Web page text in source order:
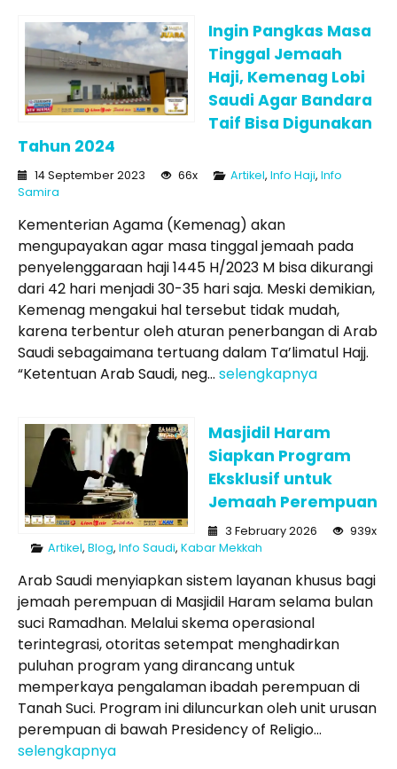
Ingin Pangkas Masa
Tinggal Jemaah
Haji, Kemenag Lobi
Saudi Agar Bandara
Taif Bisa Digunakan
Tahun 2024
14 September 2023 66x Artikel, Info Haji, Info
Samira
Kementerian Agama (Kemenag) akan
mengupayakan agar masa tinggal jemaah pada
penyelenggaraan haji 1445 H/2023 M bisa dikurangi
dari 42 hari menjadi 30-35 hari saja. Meski demikian,
Kemenag mengakui hal tersebut tidak mudah,
karena terbentur oleh aturan penerbangan di Arab
Saudi sebagaimana tertuang dalam Ta’limatul Hajj.
“Ketentuan Arab Saudi, neg... selengkapnya
Masjidil Haram
Siapkan Program
Eksklusif untuk
Jemaah Perempuan
3 February 2026
939x
Artikel, Blog, Info Saudi, Kabar Mekkah
Arab Saudi menyiapkan sistem layanan khusus bagi
jemaah perempuan di Masjidil Haram selama bulan
suci Ramadhan. Melalui skema operasional
terintegrasi, otoritas setempat menghadirkan
puluhan program yang dirancang untuk
memperkaya pengalaman ibadah perempuan di
Tanah Suci. Program ini diluncurkan oleh unit urusan
perempuan di bawah Presidency of Religio...
selengkapnya